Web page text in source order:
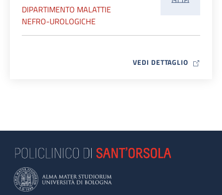
DIPARTIMENTO MALATTIE
NEFRO-UROLOGICHE
VEDI DETTAGLIO MAP ICON